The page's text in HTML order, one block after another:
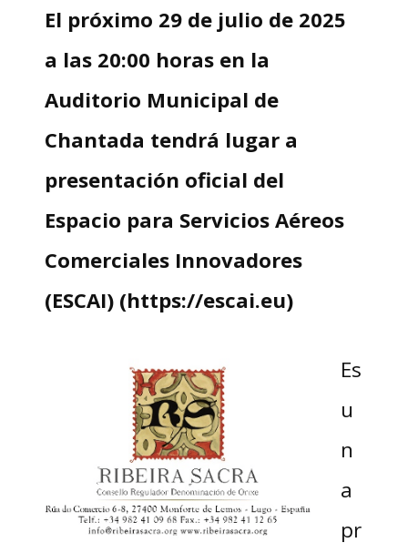
El próximo 29 de julio de 2025
a las 20:00 horas en la
Auditorio Municipal de
Chantada tendrá lugar a
presentación oficial del
Espacio para Servicios Aéreos
Comerciales Innovadores
(ESCAI) (https://escai.eu)
Es
u
n
a
pr